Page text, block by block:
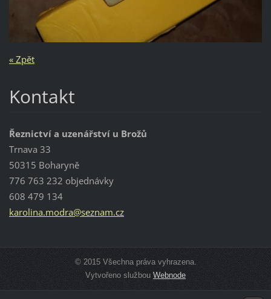
« Zpět
Kontakt
Řeznictví a uzenářství u Brožů
Trnava 33
50315 Boharyně
776 763 232 objednávky
608 479 134
karolina.modra@seznam.cz
© 2015 Všechna práva vyhrazena.
Vytvořeno službou Webnode